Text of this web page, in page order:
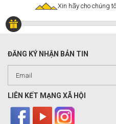
Xin hãy cho chúng
ĐĂNG KÝ NHẬN BẢN TIN
LIÊN KẾT MẠNG XÃ HỘI